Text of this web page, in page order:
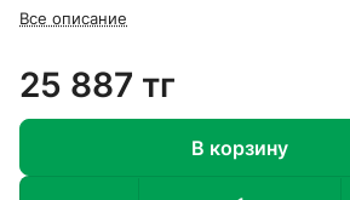
Все описание
25 887 тг
В корзину